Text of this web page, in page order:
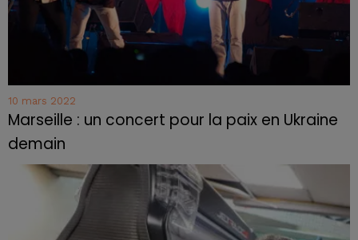
10 mars 2022
Marseille : un concert pour la paix en Ukraine
demain